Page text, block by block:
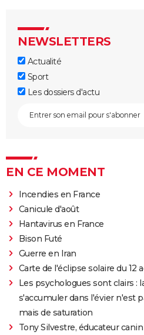
NEWSLETTERS
Actualité
Sport
Les dossiers d'actu
EN CE MOMENT
Incendies en France
Canicule d'août
Hantavirus en France
Bison Futé
Guerre en Iran
Carte de l'éclipse solaire du 12
Les psychologues sont clairs :
s'accumuler dans l'évier n'est
mais de saturation
Tony Silvestre, éducateur